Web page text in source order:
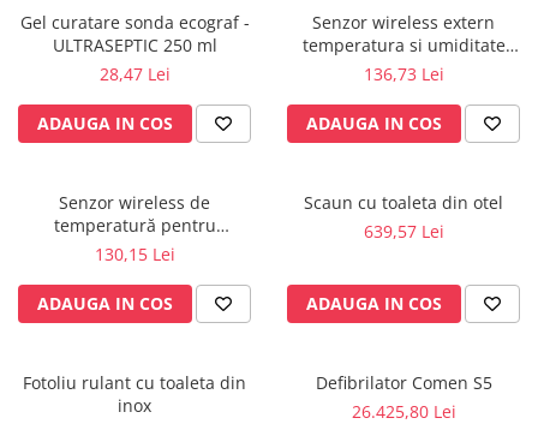
Ochelari de protectie
Gel ECO
Cabluri EKG (10 fire)
Electrozi ECG / EKG
Sonde TOCO
Spirometrie
Spirometre
Filtre antibacteriene
Alte dispozitive respiratorii
Gel curatare sonda ecograf -
ULTRASEPTIC 250 ml
28,47 Lei
ADAUGA IN COS
Senzor wireless extern
temperatura si umiditate
pentru KLIMALOGG PRO -
136,73 Lei
ADAUGA IN COS
Senzor wireless de
temperatură pentru
KlimaLogg Pro - 30.3181IT
130,15 Lei
ADAUGA IN COS
Scaun cu toaleta din otel
639,57 Lei
ADAUGA IN COS
Fotoliu rulant cu toaleta din
inox
Defibrilator Comen S5
26.425,80 Lei